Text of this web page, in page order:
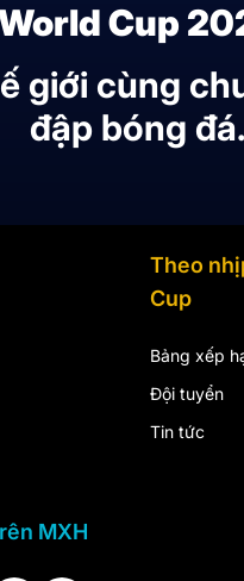
Cup
giới cùng
đập bóng đá.
Theo
Cup
Bảng xếp
Đội tuyển
Tin tức
MXH